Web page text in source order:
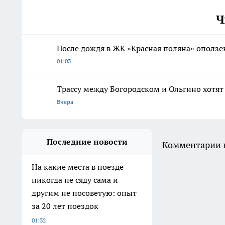
После дождя в ЖК «Красная поляна»
01:03
Трассу между Богородском и Ольгино
Вчера
Последние новости
На какие места в поезде
никогда не сяду сама и
другим не посоветую: опыт
за 20 лет поездок
01:32
Комментарии